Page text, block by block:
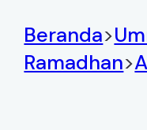
Beranda>
Ramadhan>